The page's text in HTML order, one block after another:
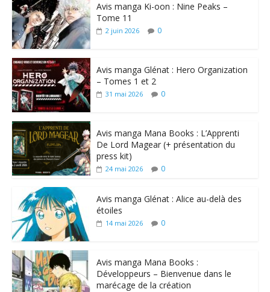
Avis manga Ki-oon : Nine Peaks –
Tome 11
2 juin 2026 0
Avis manga Glénat : Hero Organization
– Tomes 1 et 2
31 mai 2026 0
Avis manga Mana Books : L’Apprenti
De Lord Magear (+ présentation du
press kit)
24 mai 2026 0
Avis manga Glénat : Alice au-delà des
étoiles
14 mai 2026 0
Avis manga Mana Books :
Développeurs – Bienvenue dans le
marécage de la création